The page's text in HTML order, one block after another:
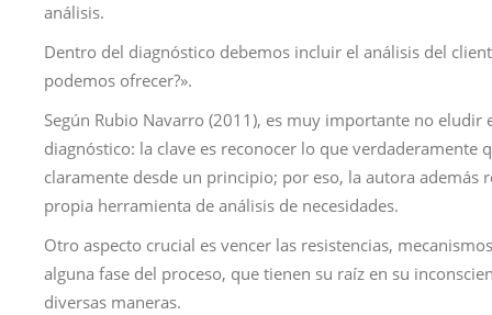
análisis.
Dentro del diagnóstico debemos incluir el análisis del
podemos ofrecer?».
Según Rubio Navarro (2011), es muy importante no eludir
diagnóstico: la clave es reconocer lo que verdaderamente
claramente desde un principio; por eso, la autora además
propia herramienta de análisis de necesidades.
Otro aspecto crucial es vencer las resistencias,
alguna fase del proceso, que tienen su raíz en su
diversas maneras.